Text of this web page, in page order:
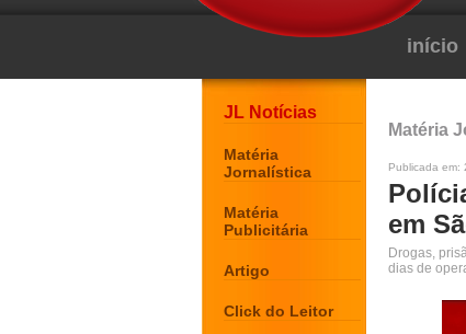
início
JL Notícias
Matéria
Jornalística
Matéria
Publicitária
Artigo
Click do Leitor
Matéria
Publicada em:
em
Drogas,
dias de